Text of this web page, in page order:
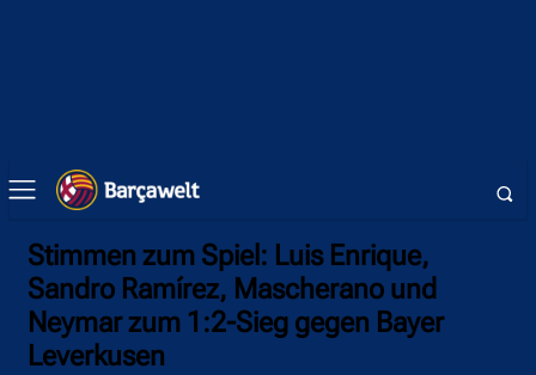
Stimmen zum Spiel: Luis Enrique,
Sandro Ramírez, Mascherano und
Neymar zum 1:2-Sieg gegen Bayer
Leverkusen